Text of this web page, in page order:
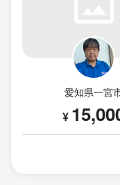
愛知県一宮
¥